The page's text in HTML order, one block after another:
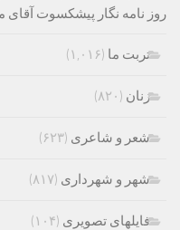
روز نامه نگار پیشکسوت
تربت ما (۱,۰۱۶)
زنان (۸۲۰)
شعر و شاعری (۶۲۳)
شهر و شهرداری (۸۱۷)
فایلهای تصویری (۱۰۴)